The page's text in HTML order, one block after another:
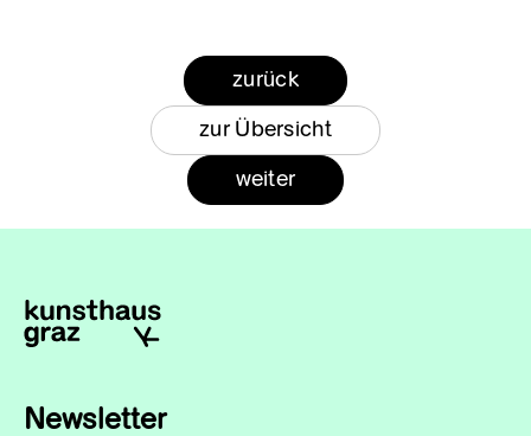
zurück
zur Übersicht
weiter
Newsletter